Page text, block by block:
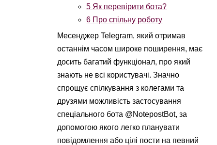
5 Як перевірити бота?
6 Про спільну роботу
Месенджер Telegram, який отримав
останнім часом широке поширення, має
досить багатий функціонал, про який
знають не всі користувачі. Значно
спрощує спілкування з колегами та
друзями можливість застосування
спеціального бота @NotepostBot, за
допомогою якого легко планувати
повідомлення або цілі пости на певний